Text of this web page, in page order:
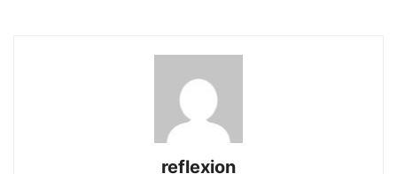
reflexion